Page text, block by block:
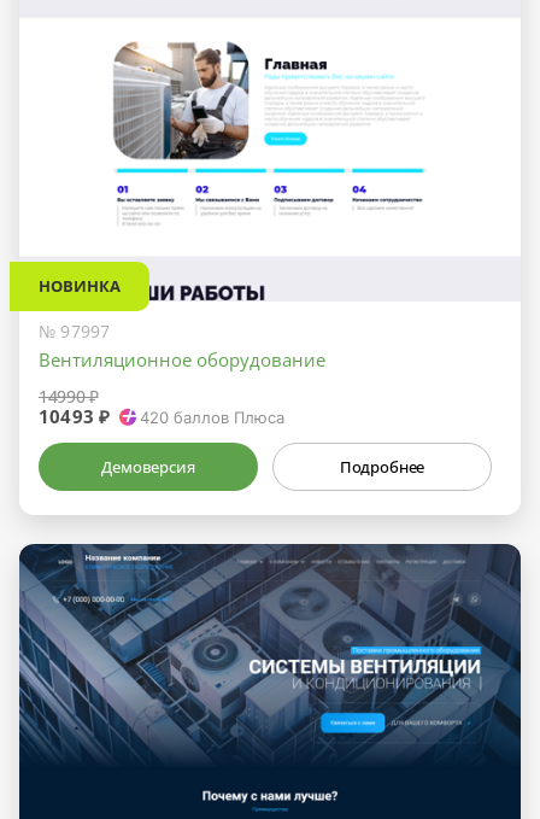
НОВИНКА
№ 97997
Вентиляционное оборудование
14990 ₽
10493 ₽ 420 баллов Плюса
Демоверсия Подробнее